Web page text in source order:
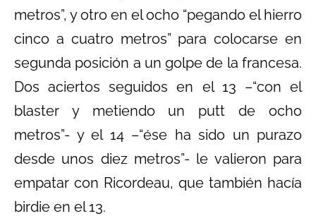
metros”, y otro en el ocho “pegando el hierro
cinco a cuatro metros” para colocarse en
segunda posición a un golpe de la francesa.
Dos aciertos seguidos en el 13 –“con el
blaster y metiendo un putt de ocho
metros”- y el 14 –“ése ha sido un purazo
desde unos diez metros”- le valieron para
empatar con Ricordeau, que también hacía
birdie en el 13.